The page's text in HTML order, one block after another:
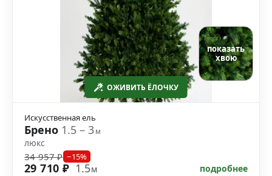
ОЖИВИТЬ ЁЛОЧКУ
показать
хвою
Искусственная ель
Брено 1.5 – 3м
люкс
34 957 ₽ −15%
29 710 ₽ 1.5м подробнее